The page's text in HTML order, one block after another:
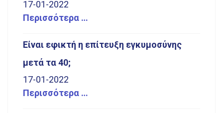
17-01-2022
Περισσότερα …
Είναι εφικτή η επίτευξη εγκυμοσύνης
μετά τα 40;
17-01-2022
Περισσότερα …